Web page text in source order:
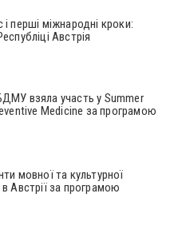
перші міжнародні кроки:
Австрія
взяла участь у Summer
Medicine за програмою
мовної та культурної
в Австрії за програмою